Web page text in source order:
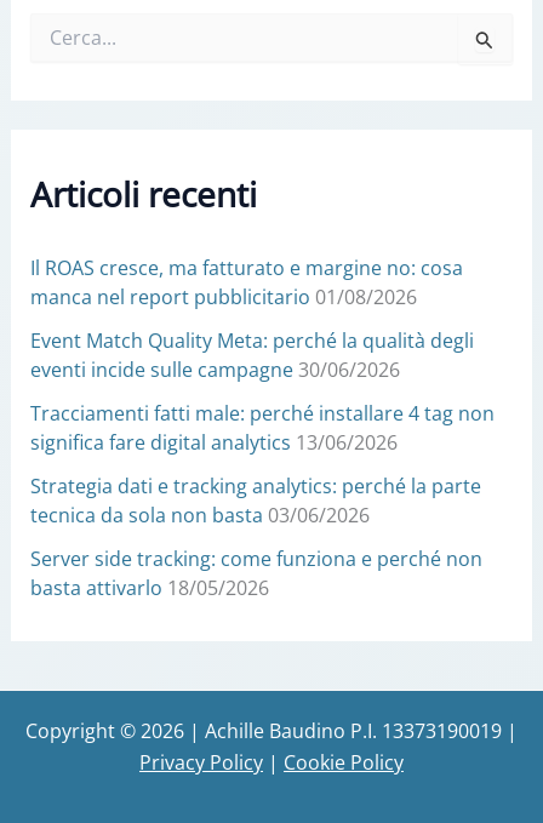
Articoli recenti
Il ROAS cresce, ma fatturato e margine no: cosa
manca nel report pubblicitario 01/08/2026
Event Match Quality Meta: perché la qualità degli
eventi incide sulle campagne30/06/2026
Tracciamenti fatti male: perché installare 4 tag non
significa fare digital analytics 13/06/2026
Strategia dati e tracking analytics: perché la parte
tecnica da sola non basta 03/06/2026
Server side tracking: come funziona e perché non
basta attivarlo 18/05/2026
Copyright © 2026 | Achille Baudino P.I. 13373190019 |
Privacy Policy | Cookie Policy